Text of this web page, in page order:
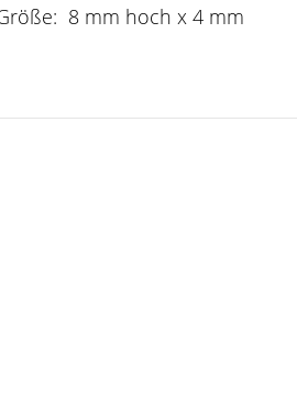
8 mm hoch x 4 mm